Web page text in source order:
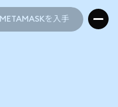
METAMASKを入手